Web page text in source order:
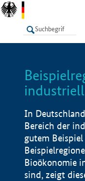
LISTE
In
Bereich der
gutem
Bioökonomie
sind, zeigt